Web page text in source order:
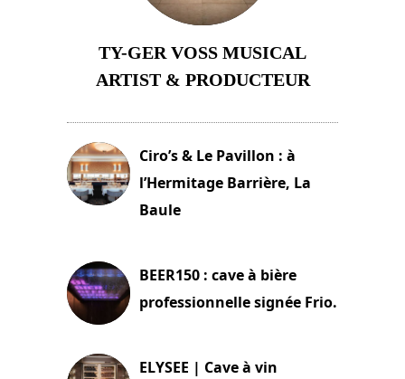
TY-GER VOSS MUSICAL
ARTIST & PRODUCTEUR
Ciro’s & Le Pavillon : à
l’Hermitage Barrière, La
Baule
BEER150 : cave à bière
professionnelle signée Frio.
ELYSEE | Cave à vin